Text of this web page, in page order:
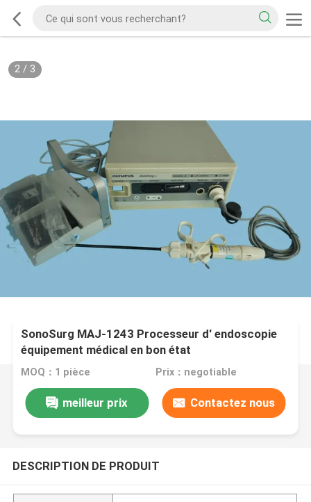
2/ 3
SonoSurg MAJ-1243 Processeur d' endoscopie
équipement médical en bon état
MOQ：1 pièce Prix：negotiable
meilleur prix Contactez nous
DESCRIPTION DE PRODUIT